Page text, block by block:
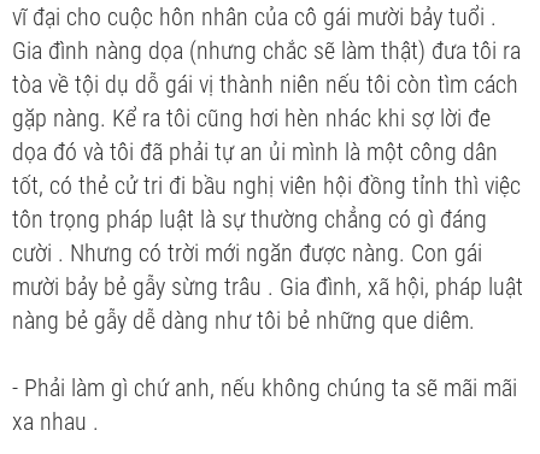
vĩ đại cho cuộc hôn nhân của cô gái mười bảy tuổi .
Gia đình nàng dọa (nhưng chắc sẽ làm thật) đưa tôi ra
tòa về tội dụ dỗ gái vị thành niên nếu tôi còn tìm cách
gặp nàng. Kể ra tôi cũng hơi hèn nhác khi sợ lời đe
dọa đó và tôi đã phải tự an ủi mình là một công dân
tốt, có thẻ cử tri đi bầu nghị viên hội đồng tỉnh thì việc
tôn trọng pháp luật là sự thường chẳng có gì đáng
cười . Nhưng có trời mới ngăn được nàng. Con gái
mười bảy bẻ gẫy sừng trâu . Gia đình, xã hội, pháp luật
nàng bẻ gẫy dễ dàng như tôi bẻ những que diêm.
- Phải làm gì chứ anh, nếu không chúng ta sẽ mãi mãi
xa nhau .